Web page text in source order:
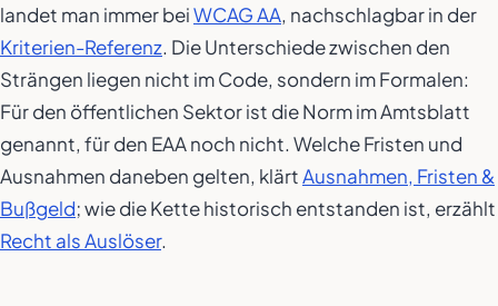
landet man immer beiWCAG AA, nachschlagbar in der
Kriterien-Referenz. Die Unterschiede zwischen den
Strängen liegen nicht im Code, sondern im Formalen:
Für den öffentlichen Sektor ist die Norm im Amtsblatt
genannt, für den EAA noch nicht. Welche Fristen und
Ausnahmen daneben gelten, klärtAusnahmen, Fristen &
Bußgeld; wie die Kette historisch entstanden ist, erzählt
Recht als Auslöser.